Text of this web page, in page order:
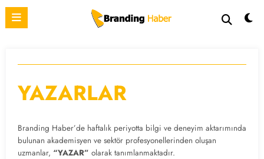
İçeriğe
YAZARLAR
Branding Haber’de haftalık periyotta bilgi ve deneyim aktarımında
bulunan akademisyen ve sektör profesyonellerinden oluşan
uzmanlar, “YAZAR” olarak tanımlanmaktadır.